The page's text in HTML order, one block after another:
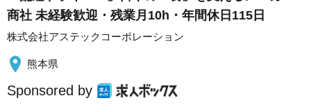
商社 未経験歓迎・残業月10h・年間休日115日
株式会社アステックコーポレーション
熊本県
Sponsored by